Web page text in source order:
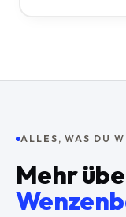
ALLES, WAS DU
Mehr